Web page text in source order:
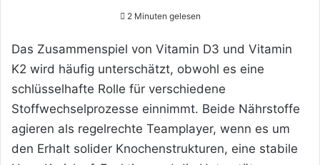
2 Minuten gelesen
Das Zusammenspiel von Vitamin D3 und Vitamin
K2 wird häufig unterschätzt, obwohl es eine
schlüsselhafte Rolle für verschiedene
Stoffwechselprozesse einnimmt. Beide Nährstoffe
agieren als regelrechte Teamplayer, wenn es um
den Erhalt solider Knochenstrukturen, eine stabile